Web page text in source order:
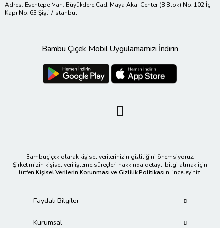
Adres: Esentepe Mah. Büyükdere Cad. Maya Akar Center (B Blok) No: 102 İç
Kapı No: 63 Şişli / İstanbul
Bambu Çiçek Mobil Uygulamamızı İndirin
Bambuçiçek olarak kişisel verilerinizin gizliliğini önemsiyoruz.
Şirketimizin kişisel veri işleme süreçleri hakkında detaylı bilgi almak için
lütfen Kişisel Verilerin Korunması ve Gizlilik Politikası’nı inceleyiniz.
Faydalı Bilgiler
Kurumsal